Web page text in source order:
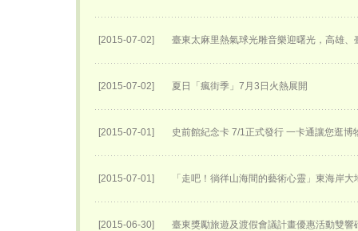
[2015-07-02] 臺東太麻里熱氣球光雕音樂迎曙光，高雄
[2015-07-02] 夏日「瘋街季」7月3日火熱展開
[2015-07-01] 史前館紀念卡 7/1正式發行 一卡通讓您逛博
[2015-07-01] 「走吧！徜徉山海間的藝術心靈」東海岸
[2015-06-30] 臺東獎勵旅遊及渡假會議計畫優惠活動雙響